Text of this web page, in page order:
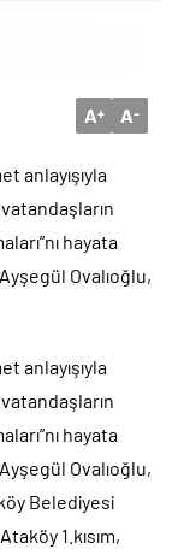
A+ A-
anlayışıyla
hayata
Ovalıoğlu,
anlayışıyla
hayata
Ovalıoğlu,
Belediyesi
1.kısım,